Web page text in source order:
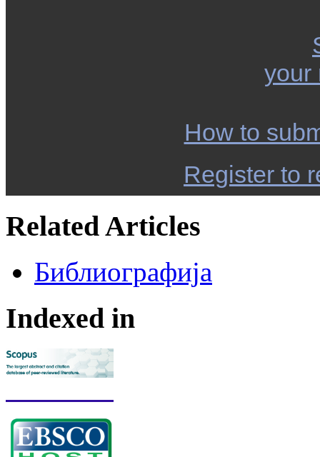
your
How to
Register to
Related Articles
Библиографија
Indexed in